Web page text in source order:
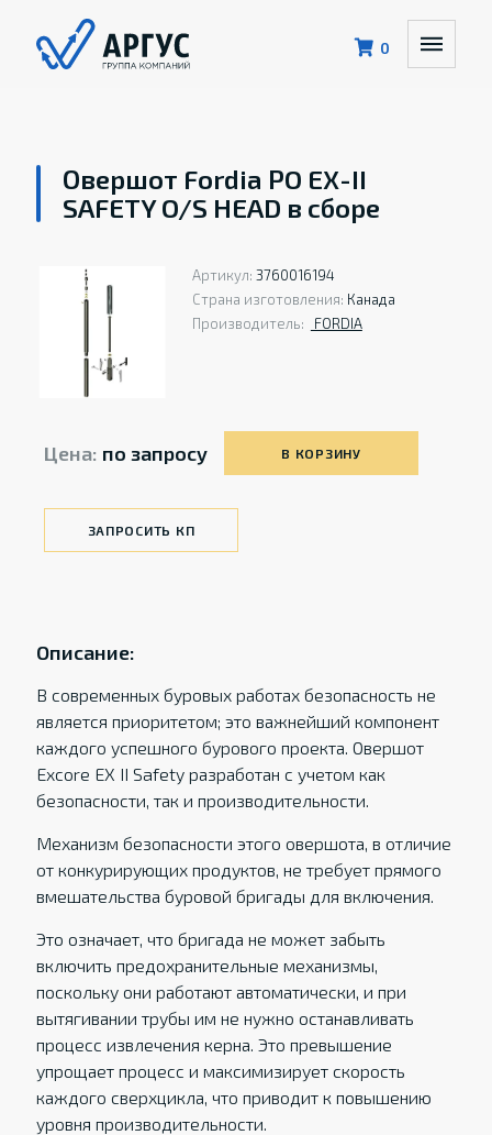
0
Овершот Fordia PO EX-II
SAFETY O/S HEAD в сборе
Артикул: 3760016194
Страна изготовления: Канада
Производитель:
FORDIA
Цена: по запросу В КОРЗИНУ
ЗАПРОСИТЬ КП
Описание:
В современных буровых работах безопасность не
является приоритетом; это важнейший компонент
каждого успешного бурового проекта. Овершот
Excore EX II Safety разработан с учетом как
безопасности, так и производительности.
Механизм безопасности этого овершота, в отличие
от конкурирующих продуктов, не требует прямого
вмешательства буровой бригады для включения.
Это означает, что бригада не может забыть
включить предохранительные механизмы,
поскольку они работают автоматически, и при
вытягивании трубы им не нужно останавливать
процесс извлечения керна. Это превышение
упрощает процесс и максимизирует скорость
каждого сверхцикла, что приводит к повышению
уровня производительности.